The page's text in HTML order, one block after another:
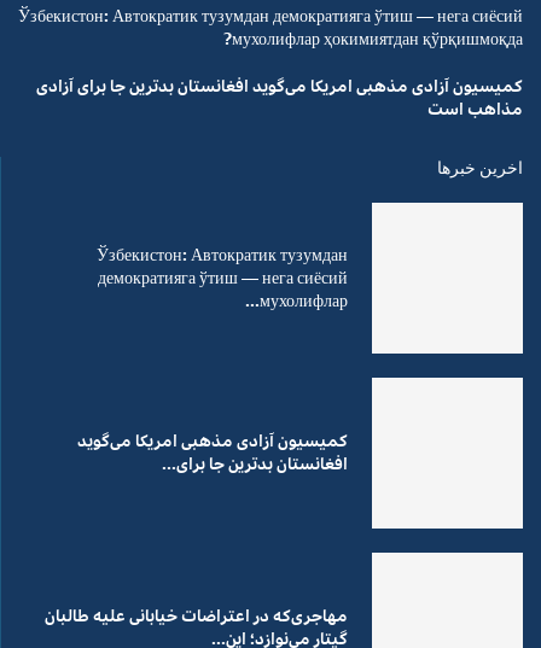
Ўзбекистон: Автократик тузумдан демократияга ўтиш — нега сиёсий
мухолифлар ҳокимиятдан қўрқишмоқда?
کمیسیون آزادی مذهبی امریکا می‌گوید افغانستان بدترین جا برای آزادی
مذاهب است
اخرین خبرها
Ўзбекистон: Автократик тузумдан
демократияга ўтиш — нега сиёсий
мухолифлар...
کمیسیون آزادی مذهبی امریکا می‌گوید
افغانستان بدترین جا برای...
مهاجری‌که در اعتراضات خیابانی علیه طالبان
گیتار می‌نوازد؛ این...